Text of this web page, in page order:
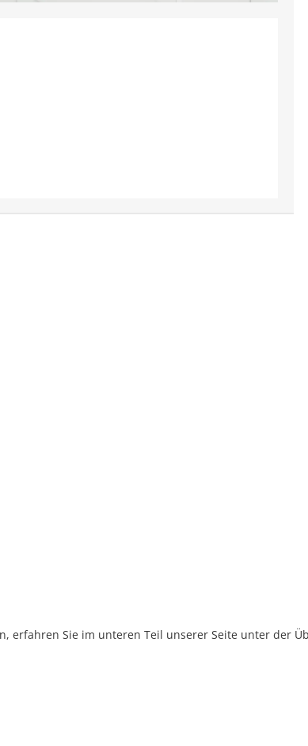
erfahren Sie im unteren Teil unserer Seite unter der